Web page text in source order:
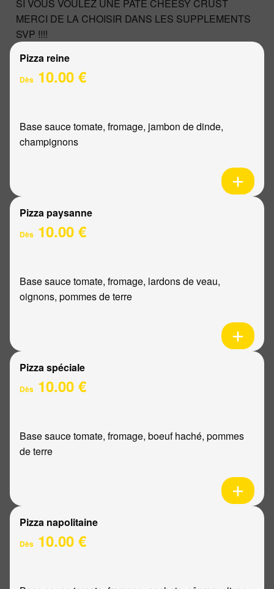
SI VOUS VOULEZ UNE PATE CHEESY CRUST
MERCI DE LA CHOISIR DANS LES SUPPLEMENTS
SVP !!!!
Pizza reine
Dès 10.00 €
Base sauce tomate, fromage, jambon de dinde,
champignons
Pizza paysanne
Dès 10.00 €
Base sauce tomate, fromage, lardons de veau,
oignons, pommes de terre
Pizza spéciale
Dès 10.00 €
Base sauce tomate, fromage, boeuf haché, pommes
de terre
Pizza napolitaine
Dès 10.00 €